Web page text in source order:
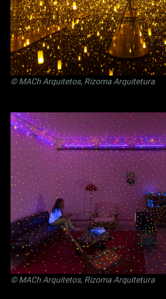
© MACh Arquitetos, Rizoma Arquitetura
© MACh Arquitetos, Rizoma Arquitetura